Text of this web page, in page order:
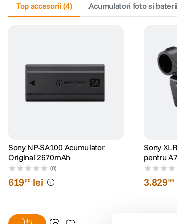
Top accesorii (4) Acumulatori foto si baterii
Sony NP-SA100 Acumulator
Original 2670mAh
(0)
61900 lei
Sony
pentru
3.82999